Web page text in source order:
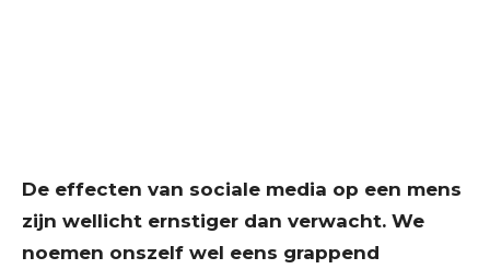
De effecten van sociale media op een mens
zijn wellicht ernstiger dan verwacht. We
noemen onszelf wel eens grappend